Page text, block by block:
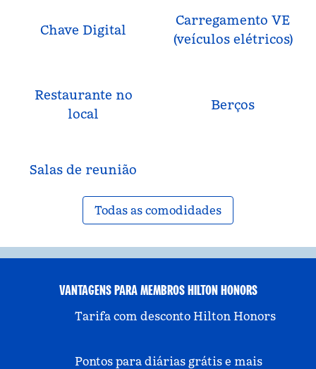
Chave Digital
Carregamento VE
(veículos elétricos)
Restaurante no
local
Berços
Salas de reunião
Todas as comodidades
VANTAGENS PARA MEMBROS HILTON HONORS
Tarifa com desconto Hilton Honors
Pontos para diárias grátis e mais